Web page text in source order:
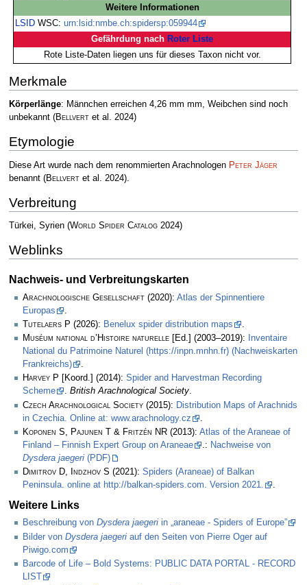
Weitere Informationen
LSID WSC:urn:lsid:nmbe.ch:spidersp:059944
Gefährdung nach Roter Liste
Rote Liste-Daten liegen uns für dieses Taxon nicht vor.
Merkmale
Körperlänge: Männchen erreichen 4,26 mm mm, Weibchen sind noch
unbekannt (Bellvertet al. 2024)
Etymologie
Diese Art wurde nach dem renommierten Arachnologen Peter Jäger
benannt (Bellvertet al. 2024).
Verbreitung
Türkei, Syrien (World Spider Catalog2024)
Weblinks
Nachweis- und Verbreitungskarten
Arachnologische Gesellschaft (2020): Atlas der Spinnentiere
Europas
Tutelaers P (2026): Benelux spider distribution maps
.
Muséum national d’Histoire naturelle [Ed.] (2003–2019):
Inventaire
National du Patrimoine Naturel (https://inpn.mnhn.fr) (Nachweiskarten
Frankreichs)
.
Harvey P [Koord.] (2014): Spider and Harvestman Recording
Scheme
. British Arachnological Society.
Czech Arachnological Society (2015): Distribution Maps of Arachnids
in Czechia. Online at: www.arachnology.cz
Koponen S, Pajunen T & Fritzén NR (2013): Atlas of the Araneae of
Finland – Finnish Expert Group on Araneae
.: Nachweise von
Dysdera jaegeri (PDF)
Dimitrov D, Indzhov S (2021): Spiders (Araneae) of Balkan
Peninsula. online at http://balkan-spiders.com. Version 2021.
.
Weitere Links
Beschreibung von Dysdera jaegeri in „araneae - Spiders of Europe”
Bilder von Dysdera jaegeri auf den Seiten von Pierre Oger auf
Piwigo.com
Barcode of Life – Bold Systems: PUBLIC DATA PORTAL - RECORD
LIST